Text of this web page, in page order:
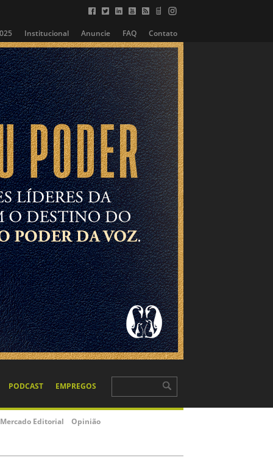
Institucional Anuncie FAQ Contato
PODCAST EMPREGOS
Mercado Editorial Opinião